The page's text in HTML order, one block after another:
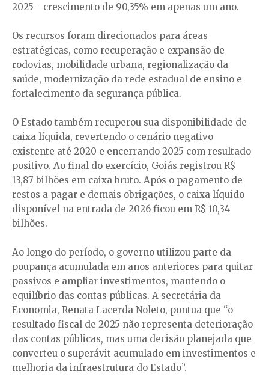
2025 - crescimento de 90,35% em apenas um ano.
Os recursos foram direcionados para áreas
estratégicas, como recuperação e expansão de
rodovias, mobilidade urbana, regionalização da
saúde, modernização da rede estadual de ensino e
fortalecimento da segurança pública.
O Estado também recuperou sua disponibilidade de
caixa líquida, revertendo o cenário negativo
existente até 2020 e encerrando 2025 com resultado
positivo. Ao final do exercício, Goiás registrou R$
13,87 bilhões em caixa bruto. Após o pagamento de
restos a pagar e demais obrigações, o caixa líquido
disponível na entrada de 2026 ficou em R$ 10,34
bilhões.
Ao longo do período, o governo utilizou parte da
poupança acumulada em anos anteriores para quitar
passivos e ampliar investimentos, mantendo o
equilíbrio das contas públicas. A secretária da
Economia, Renata Lacerda Noleto, pontua que “o
resultado fiscal de 2025 não representa deterioração
das contas públicas, mas uma decisão planejada que
converteu o superávit acumulado em investimentos e
melhoria da infraestrutura do Estado”.